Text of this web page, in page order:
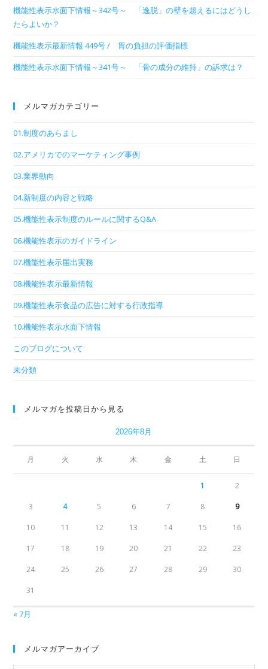
機能性表示水面下情報～342号～ 「逸脱」の壁を超えるにはどうし
たらよいか？
機能性表示最新情報 449号 / 胃の負担の評価指標
機能性表示水面下情報～341号～ 「骨の成分の維持」の訴求は？
メルマガカテゴリー
01.制度のあらまし
02.アメリカでのマーケティング事例
03.業界動向
04.新制度の内容と戦略
05.機能性表示制度のルールに関するQ&A
06.機能性表示のガイドライン
07.機能性表示届出実務
08.機能性表示最新情報
09.機能性表示食品の広告に対する行政指導
10.機能性表示水面下情報
このブログについて
未分類
メルマガを投稿日から見る
2026年8月
月 火 水 木 金 土 日
1 2
3 4 5 6 7 8 9
10 11 12 13 14 15 16
17 18 19 20 21 22 23
24 25 26 27 28 29 30
31
« 7月
メルマガアーカイブ